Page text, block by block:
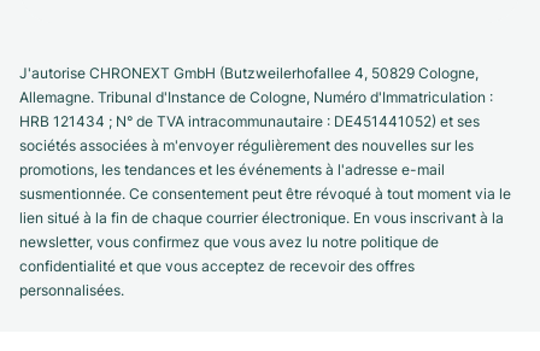
J'autorise CHRONEXT GmbH (Butzweilerhofallee 4, 50829 Cologne,
Allemagne. Tribunal d'Instance de Cologne, Numéro d'Immatriculation :
HRB 121434 ; N° de TVA intracommunautaire : DE451441052) et ses
sociétés associées à m'envoyer régulièrement des nouvelles sur les
promotions, les tendances et les événements à l'adresse e-mail
susmentionnée. Ce consentement peut être révoqué à tout moment via le
lien situé à la fin de chaque courrier électronique. En vous inscrivant à la
newsletter, vous confirmez que vous avez lu notre politique de
confidentialité et que vous acceptez de recevoir des offres
personnalisées.